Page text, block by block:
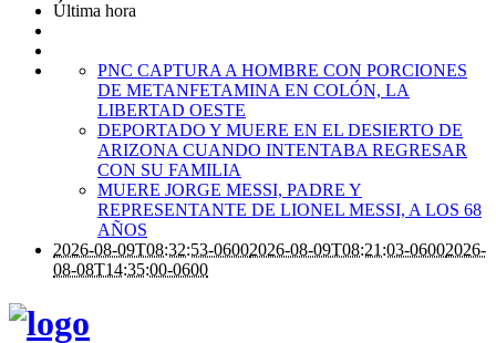
Última hora
PNC CAPTURA A HOMBRE CON PORCIONES
DE METANFETAMINA EN COLÓN, LA
LIBERTAD OESTE
DEPORTADO Y MUERE EN EL DESIERTO DE
ARIZONA CUANDO INTENTABA REGRESAR
CON SU FAMILIA
MUERE JORGE MESSI, PADRE Y
REPRESENTANTE DE LIONEL MESSI, A LOS 68
AÑOS
2026-08-09T08:32:53-06002026-08-09T08:21:03-06002026-
08-08T14:35:00-0600